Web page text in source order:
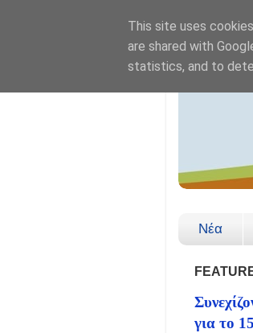
Νέα
για το
This site uses
are shared with
statistics, and to